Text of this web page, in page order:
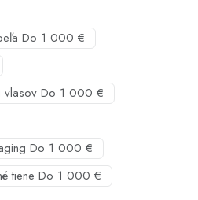
Do 1 000 €
vlasov Do 1 000 €
Do 1 000 €
tiene Do 1 000 €